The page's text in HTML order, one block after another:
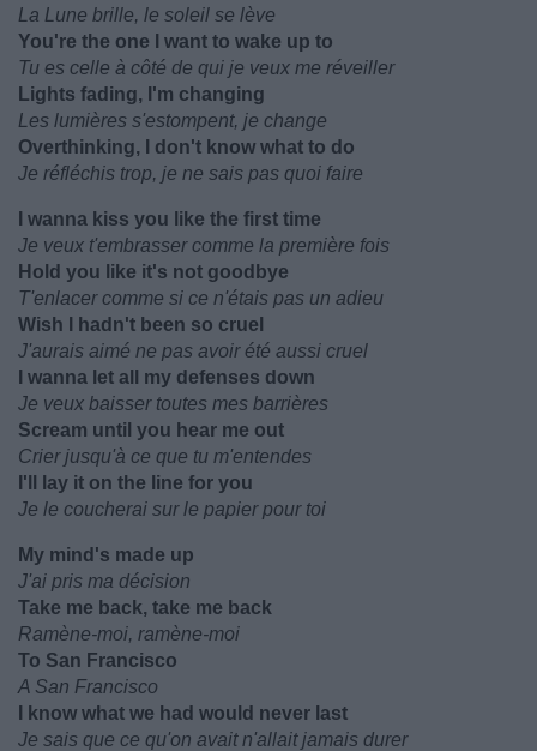
La Lune brille, le soleil se lève
You're the one I want to wake up to
Tu es celle à côté de qui je veux me réveiller
Lights fading, I'm changing
Les lumières s'estompent, je change
Overthinking, I don't know what to do
Je réfléchis trop, je ne sais pas quoi faire
I wanna kiss you like the first time
Je veux t'embrasser comme la première fois
Hold you like it's not goodbye
T'enlacer comme si ce n'étais pas un adieu
Wish I hadn't been so cruel
J'aurais aimé ne pas avoir été aussi cruel
I wanna let all my defenses down
Je veux baisser toutes mes barrières
Scream until you hear me out
Crier jusqu'à ce que tu m'entendes
I'll lay it on the line for you
Je le coucherai sur le papier pour toi
My mind's made up
J'ai pris ma décision
Take me back, take me back
Ramène-moi, ramène-moi
To San Francisco
A San Francisco
I know what we had would never last
Je sais que ce qu'on avait n'allait jamais durer